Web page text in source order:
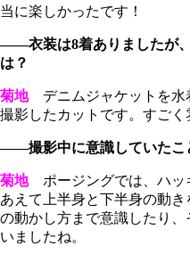
当に楽しかったです！
――衣装は8着ありましたが
は？
菊地デニムジャケットを水
撮影したカットです。すごく
――撮影中に意識していたこ
菊地ポージングでは、ハッ
あえて上半身と下半身の動
の動かし方まで意識したり
いましたね。